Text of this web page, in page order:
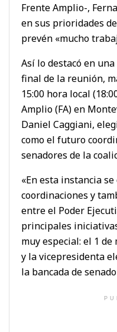
Frente Amplio-,
en sus prioridades
prevén «mucho
Así lo destacó en
final de la reunión,
15:00 hora local
Amplio (FA) en
Daniel Caggiani,
como el futuro
senadores de la
«En esta instancia
coordinaciones y
entre el Poder
principales
muy especial: el 1
y la vicepresidenta
la bancada de